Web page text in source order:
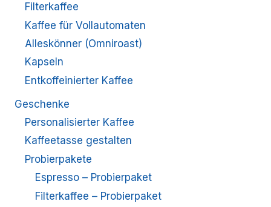
Filterkaffee
Kaffee für Vollautomaten
Alleskönner (Omniroast)
Kapseln
Entkoffeinierter Kaffee
Geschenke
Personalisierter Kaffee
Kaffeetasse gestalten
Probierpakete
Espresso – Probierpaket
Filterkaffee – Probierpaket